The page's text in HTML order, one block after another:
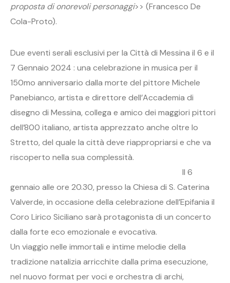
proposta di onorevoli personaggi>> (Francesco De
Cola-Proto).
Due eventi serali esclusivi per la Città di Messina il 6 e il
7 Gennaio 2024 : una celebrazione in musica per il
150mo anniversario dalla morte del pittore Michele
Panebianco, artista e direttore dell’Accademia di
disegno di Messina, collega e amico dei maggiori pittori
dell’800 italiano, artista apprezzato anche oltre lo
Stretto, del quale la città deve riappropriarsi e che va
riscoperto nella sua complessità.
Il 6
gennaio alle ore 20.30, presso la Chiesa di S. Caterina
Valverde, in occasione della celebrazione dell’Epifania il
Coro Lirico Siciliano sarà protagonista di un concerto
dalla forte eco emozionale e evocativa.
Un viaggio nelle immortali e intime melodie della
tradizione natalizia arricchite dalla prima esecuzione,
nel nuovo format per voci e orchestra di archi,